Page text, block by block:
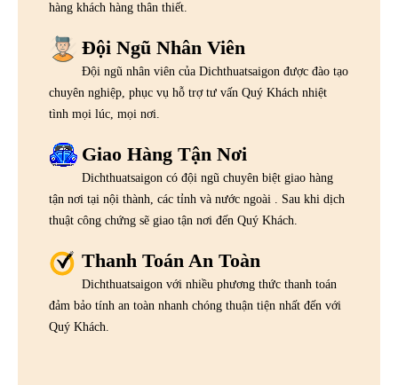
hàng khách hàng thân thiết.
Đội Ngũ Nhân Viên
Đội ngũ nhân viên của Dichthuatsaigon được đào tạo
chuyên nghiệp, phục vụ hỗ trợ tư vấn Quý Khách nhiệt
tình mọi lúc, mọi nơi.
Giao Hàng Tận Nơi
Dichthuatsaigon có đội ngũ chuyên biệt giao hàng
tận nơi tại nội thành, các tỉnh và nước ngoài . Sau khi dịch
thuật công chứng sẽ giao tận nơi đến Quý Khách.
Thanh Toán An Toàn
Dichthuatsaigon với nhiều phương thức thanh toán
đảm bảo tính an toàn nhanh chóng thuận tiện nhất đến với
Quý Khách.